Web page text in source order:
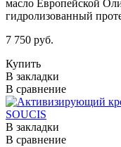
масло Европейской
гидролизованный
7 750 руб.
Купить
В закладки
В сравнение
В закладки
В сравнение